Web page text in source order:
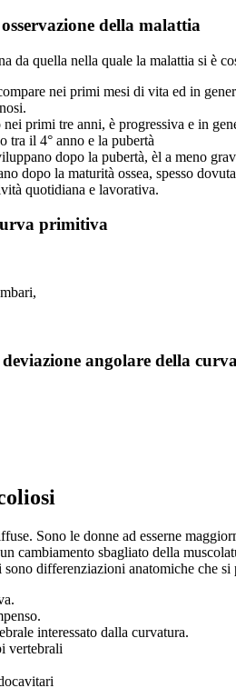
della malattia
da quella nella quale la malattia si è
nei primi mesi di vita ed in
primi tre anni, è progressiva e in
tra il 4° anno e la pubertà
dopo la pubertà, èl a meno
dopo la maturità ossea, spesso
quotidiana e lavorativa.
primitiva
angolare della
Sono le donne ad esserne
cambiamento sbagliato della
differenziazioni anatomiche che
interessato dalla curvatura.
vertebrali